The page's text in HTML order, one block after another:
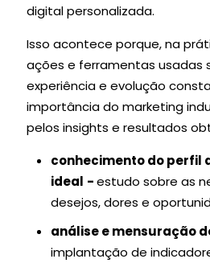
digital personalizada.
Isso acontece porque, na
ações e ferramentas usadas
experiência e evolução
importância do marketing
pelos insights e resultados
conhecimento do perfil
ideal -estudo sobre as
desejos, dores e
análise e mensuração
implantação de